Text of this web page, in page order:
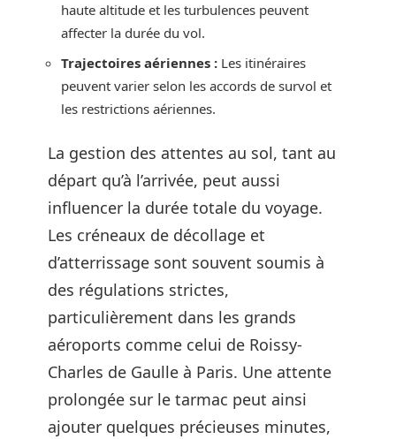
haute altitude et les turbulences peuvent
affecter la durée du vol.
Trajectoires aériennes : Les itinéraires
peuvent varier selon les accords de survol et
les restrictions aériennes.
La gestion des attentes au sol, tant au
départ qu’à l’arrivée, peut aussi
influencer la durée totale du voyage.
Les créneaux de décollage et
d’atterrissage sont souvent soumis à
des régulations strictes,
particulièrement dans les grands
aéroports comme celui de Roissy-
Charles de Gaulle à Paris. Une attente
prolongée sur le tarmac peut ainsi
ajouter quelques précieuses minutes,